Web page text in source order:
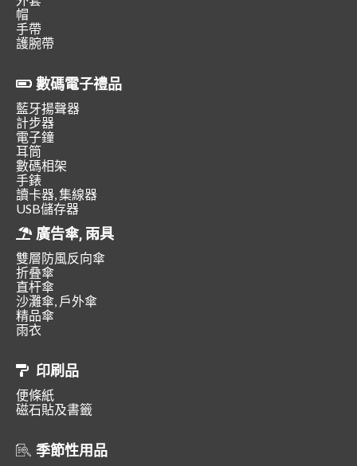
帽
手帶
護腕帶
數碼電子禮品
藍牙揚聲器
計步器
電子鐘
耳筒
數碼相架
手錶
讀卡器, 集線器
USB儲存器
廣告傘, 雨具
雙層防風反向傘
折叠傘
直杆傘
沙灘傘, 戶外傘
精品傘
雨衣
印刷品
便條紙
磁石貼及書籤
季節性用品